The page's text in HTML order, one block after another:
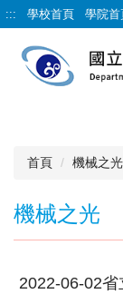
跳
到
::: 學校首頁 學院首
首頁 機械之光
機械之光
2022-06-02省